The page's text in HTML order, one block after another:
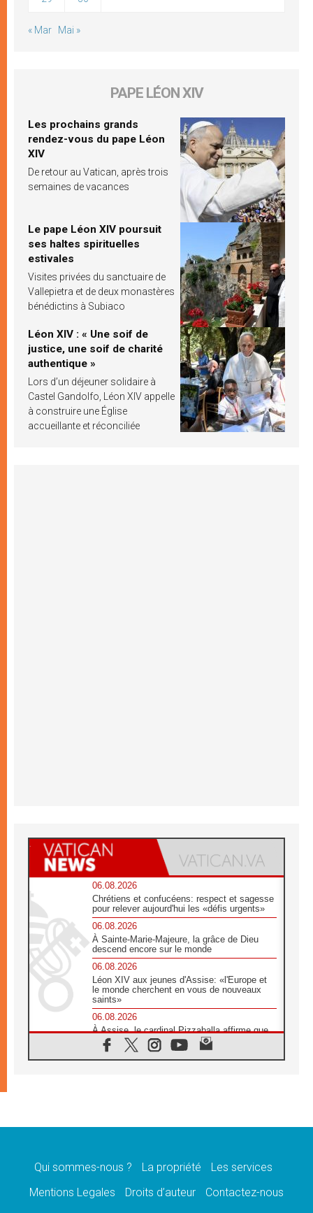
« Mar Mai »
PAPE LÉON XIV
Les prochains grands
rendez-vous du pape Léon
XIV
De retour au Vatican, après trois
semaines de vacances
Le pape Léon XIV poursuit
ses haltes spirituelles
estivales
Visites privées du sanctuaire de
Vallepietra et de deux monastères
bénédictins à Subiaco
Léon XIV : « Une soif de
justice, une soif de charité
authentique »
Lors d’un déjeuner solidaire à
Castel Gandolfo, Léon XIV appelle
à construire une Église
accueillante et réconciliée
06.08.2026
Chrétiens et confucéens: respect et sagesse
pour relever aujourd'hui les «défis urgents»
06.08.2026
À Sainte-Marie-Majeure, la grâce de Dieu
descend encore sur le monde
06.08.2026
Léon XIV aux jeunes d'Assise: «l'Europe et
le monde cherchent en vous de nouveaux
saints»
06.08.2026
À Assise, le cardinal Pizzaballa affirme que
«les chrétiens veulent la paix»
06.08.2026
message de paix et de dignité humaine»
«La visite du Pape en Uruguay renforcera
Qui sommes-nous ? La propriété
Les services
Mentions Legales
Droits d’auteur Contactez-nous